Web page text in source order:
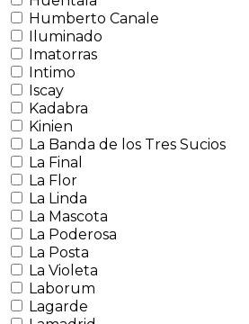
Humberto Canale
Iluminado
Imatorras
Intimo
Iscay
Kadabra
Kinien
La Banda de los Tres Sucios
La Final
La Flor
La Linda
La Mascota
La Poderosa
La Posta
La Violeta
Laborum
Lagarde